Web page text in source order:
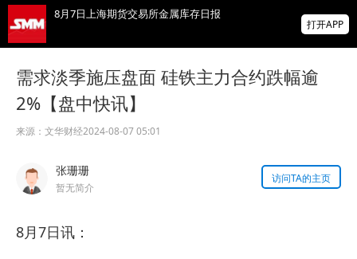
8月7日上海期货交易所金属库存日报
南丹县正华有色金属公司与您相约2026
SMM铅锌年会
为有色行业打造的神器
打开APP
需求淡季施压盘面 硅铁主力合约跌幅逾
2%【盘中快讯】
来源： 文华财经2024-08-07 05:01
张珊珊
暂无简介
访问TA的主页
8月7日讯：